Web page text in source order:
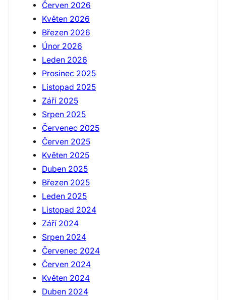
Červen 2026
Květen 2026
Březen 2026
Únor 2026
Leden 2026
Prosinec 2025
Listopad 2025
Září 2025
Srpen 2025
Červenec 2025
Červen 2025
Květen 2025
Duben 2025
Březen 2025
Leden 2025
Listopad 2024
Září 2024
Srpen 2024
Červenec 2024
Červen 2024
Květen 2024
Duben 2024